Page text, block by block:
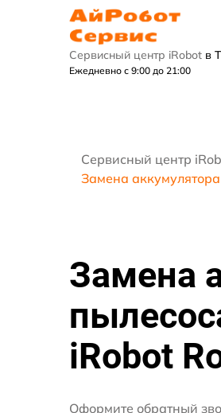
Сервисный центр iRobot в
Ежедневно с 9:00 до 21:00
Сервисный центр
Замена
Замена
iRobot
Оформите обратный